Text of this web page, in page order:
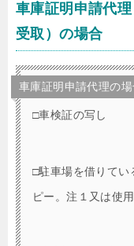
車庫証明申請代
受取）の場合
車庫証明申請代理の
□車検証の写し
□駐車場を借りてい
ピー。注１又は使